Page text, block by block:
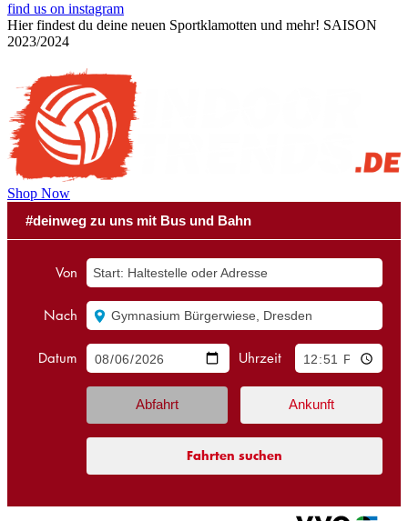
find us on instagram
Hier findest du deine neuen Sportklamotten und mehr! SAISON
2023/2024
Shop Now